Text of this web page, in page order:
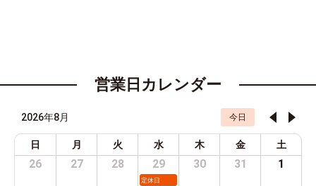
営業日カレンダー
2026年8月 今日
日 月 火 水 木 金 土
26 27 28 29
定休日
30 31 1